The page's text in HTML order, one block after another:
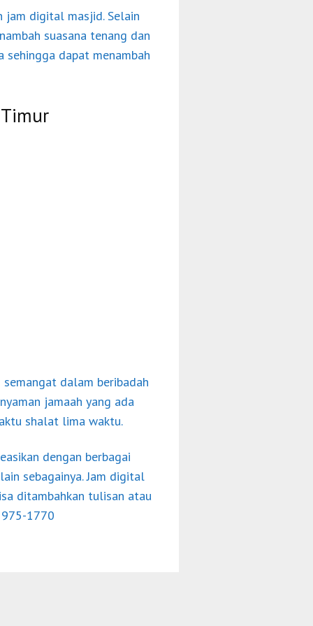
jam digital masjid. Selain
suasana tenang dan
dapat menambah
dalam beribadah
jamaah yang ada
shalat lima waktu.
dengan berbagai
sebagainya. Jam digital
ditambahkan tulisan atau
1770